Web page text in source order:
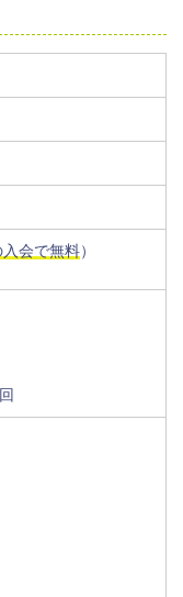
会で無料）